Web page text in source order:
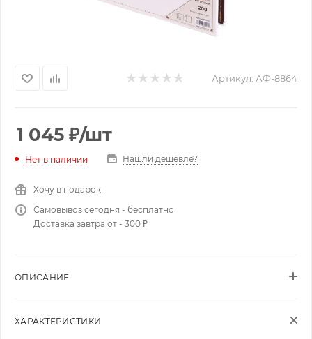
Артикул: АФ-8864
1 045 ₽/шт
Нет в наличии Нашли дешевле?
Хочу в подарок
Самовывоз сегодня - бесплатно
Доставка завтра от - 300 ₽
ОПИСАНИЕ
ХАРАКТЕРИСТИКИ